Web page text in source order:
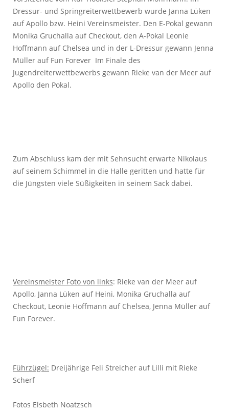
Dressur- und Springreiterwettbewerb wurde Janna Lüken
auf Apollo bzw. Heini Vereinsmeister. Den E-Pokal gewann
Monika Gruchalla auf Checkout, den A-Pokal Leonie
Hoffmann auf Chelsea und in der L-Dressur gewann Jenna
Müller auf Fun Forever Im Finale des
Jugendreiterwettbewerbs gewann Rieke van der Meer auf
Apollo den Pokal.
Zum Abschluss kam der mit Sehnsucht erwarte Nikolaus
auf seinem Schimmel in die Halle geritten und hatte für
die Jüngsten viele Süßigkeiten in seinem Sack dabei.
Vereinsmeister Foto von links: Rieke van der Meer auf
Apollo, Janna Lüken auf Heini, Monika Gruchalla auf
Checkout, Leonie Hoffmann auf Chelsea, Jenna Müller auf
Fun Forever.
Führzügel: Dreijährige Feli Streicher auf Lilli mit Rieke
Scherf
Fotos Elsbeth Noatzsch